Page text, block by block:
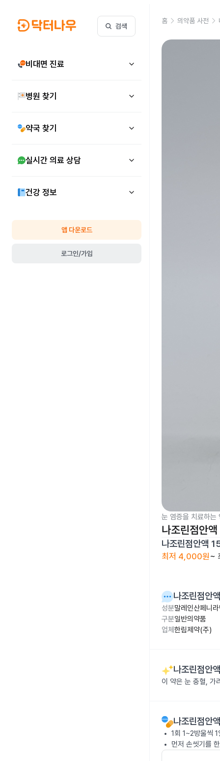
검색
비대면 진료
병원 찾기
약국 찾기
실시간 의료 상담
건강 정보
앱 다운로드
로그인/가입
홈 의약품 사전
눈 염증을 치료하는
나조린점안
나조린점안액
최저 4,000원 ~
나조린점안
성분말레인산페니
구분일반의약품
업체 한림제약(주)
나조린점안
이 약은 눈 충혈, 가
나조린점안
1회 1~2방울씩
먼저 손씻기를